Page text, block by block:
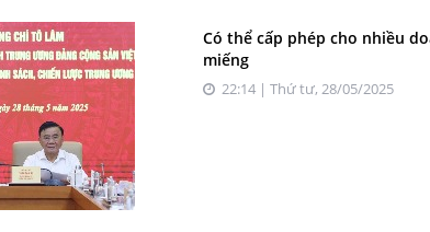
Có thể cấp phép cho nhiều
miếng
22:14 | Thứ tư, 28/05/2025